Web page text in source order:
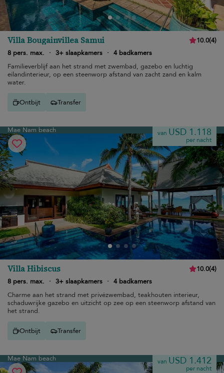
Villa Bougainvillea Samui 10.0(4)
8 pers. max.
· 3+ slaapkamers · 4 badkamers
Familieverblijf aan het strand met zwembad, gazebo en luchtig
eilandinterieur, op een steenworp afstand van zacht zand en kalm
water.
Ontbijt Transfer
Mae Nam beach van USD 1.118
per nacht
Villa Hibiscus 10.0(4)
8 pers. max.
· 3+ slaapkamers · 4 badkamers
Charme aan het strand met privézwembad, teakhouten interieur,
schaduwrijke gazebo en uitzicht op zee op een steenworp afstand van
het strand.
Ontbijt Transfer
Mae Nam beach van USD 1.412
per nacht